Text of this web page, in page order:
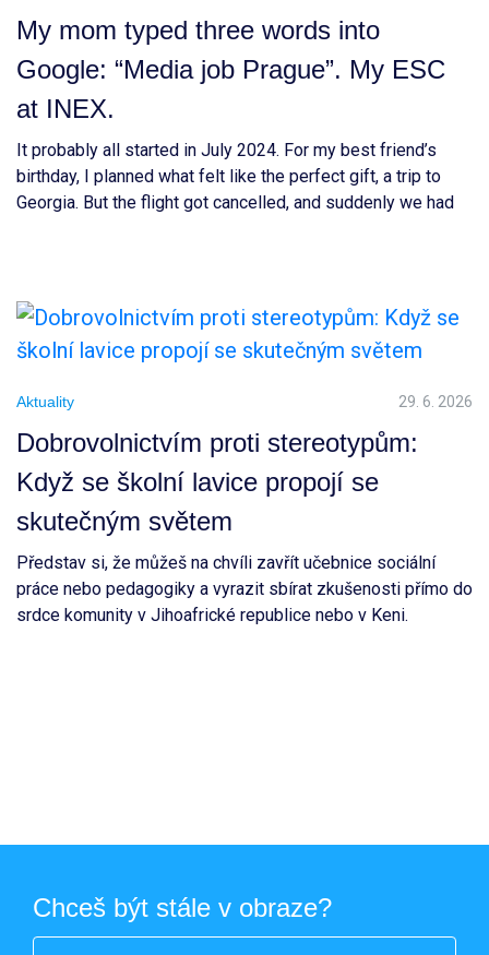
My mom typed three words into
Google: “Media job Prague”. My ESC
at INEX.
It probably all started in July 2024. For my best friend’s
birthday, I planned what felt like the perfect gift, a trip to
Georgia. But the flight got cancelled, and suddenly we had
Aktuality 29. 6. 2026
Dobrovolnictvím proti stereotypům:
Když se školní lavice propojí se
skutečným světem
Představ si, že můžeš na chvíli zavřít učebnice sociální
práce nebo pedagogiky a vyrazit sbírat zkušenosti přímo do
srdce komunity v Jihoafrické republice nebo v Keni.
Chceš být stále v obraze?